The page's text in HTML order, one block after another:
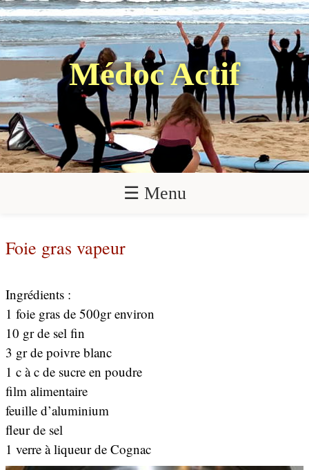
Médoc Actif
☰ Menu
Foie gras vapeur
Ingrédients :
1 foie gras de 500gr environ
10 gr de sel fin
3 gr de poivre blanc
1 c à c de sucre en poudre
film alimentaire
feuille d’aluminium
fleur de sel
1 verre à liqueur de Cognac